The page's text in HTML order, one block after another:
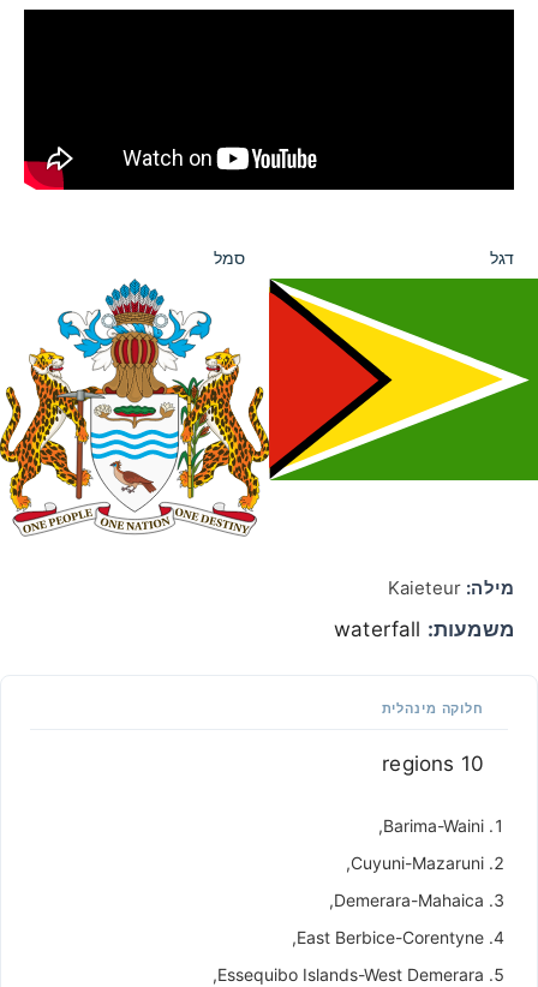
דגל סמל
מילה:
משמעות:
חלוקה מינהלית
10 regions
Barima-Waini,
Cuyuni-Mazaruni,
Demerara-Mahaica,
East Berbice-Corentyne,
Essequibo Islands-West Demerara,